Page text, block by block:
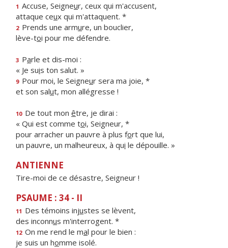
1 Accuse, Seigneur, ceux qui m'accusent,
attaque ceux qui m'attaquent. *
2 Prends une armure, un bouclier,
lève-toi pour me défendre.
3 Parle et dis-moi :
« Je suis ton salut. »
9 Pour moi, le Seigneur sera ma joie, *
et son salut, mon allégresse !
10 De tout mon être, je dirai :
« Qui est comme toi, Seigneur, *
pour arracher un pauvre à plus fort que lui,
un pauvre, un malheureux, à qui le dépouille. »
ANTIENNE
Tire-moi de ce désastre, Seigneur !
PSAUME : 34 - II
11 Des témoins injustes se lèvent,
des inconnus m'interrogent. *
12 On me rend le mal pour le bien :
je suis un homme isolé.